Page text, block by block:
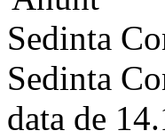
Sedinta
Sedinta
data de